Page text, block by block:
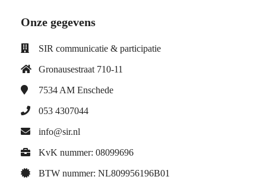
Onze gegevens
SIR communicatie & participatie
Gronausestraat 710-11
7534 AM Enschede
053 4307044
info@sir.nl
KvK nummer: 08099696
BTW nummer: NL809956196B01